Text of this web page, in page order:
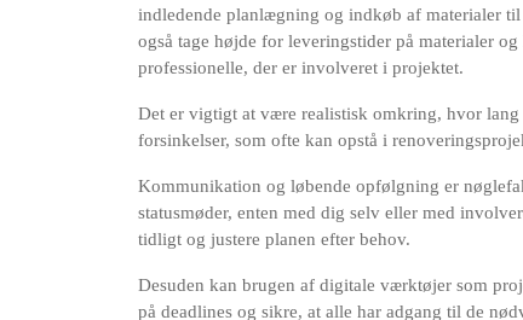
indledende planlægning og indkøb af materialer
også tage højde for leveringstider på materialer
professionelle, der er involveret i projektet.
Det er vigtigt at være realistisk omkring, hvor
forsinkelser, som ofte kan opstå i
Kommunikation og løbende opfølgning er
statusmøder, enten med dig selv eller med
tidligt og justere planen efter behov.
Desuden kan brugen af digitale værktøjer som
på deadlines og sikre, at alle har adgang til de